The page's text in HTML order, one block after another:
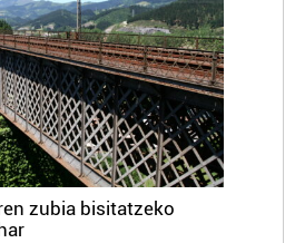
zubia bisitatzeko